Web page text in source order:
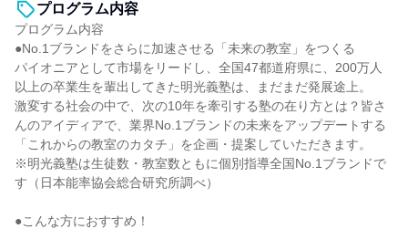
プログラム内容
プログラム内容
●No.1ブランドをさらに加速させる「未来の教室」をつくる
パイオニアとして市場をリードし、全国47都道府県に、200万人
以上の卒業生を輩出してきた明光義塾は、まだまだ発展途上。
激変する社会の中で、次の10年を牽引する塾の在り方とは？皆さ
んのアイディアで、業界No.1ブランドの未来をアップデートする
「これからの教室のカタチ」を企画・提案していただきます。
※明光義塾は生徒数・教室数ともに個別指導全国No.1ブランドで
す（日本能率協会総合研究所調べ）
●こんな方におすすめ！